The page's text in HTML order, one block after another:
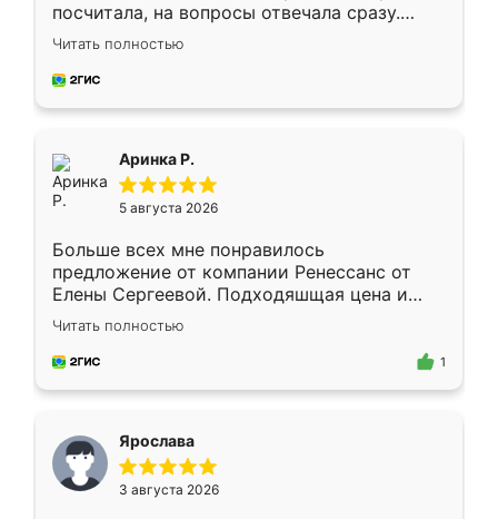
посчитала, на вопросы отвечала сразу.
Замерщик приехал в субботу, подошёл к
делу со всей ответственностью. Собрали
за день, ребята работали аккуратно, даже
Читать полностью
Аринка Р.
5 августа 2026
Больше всех мне понравилось
предложение от компании Ренессанс от
Елены Сергеевой. Подходяшщая цена и
короткие сроки изготовления. Приехавший
для замера сотрудник Владислав
предложил по моему эскизу самый
Читать полностью
1
Ярослава
3 августа 2026